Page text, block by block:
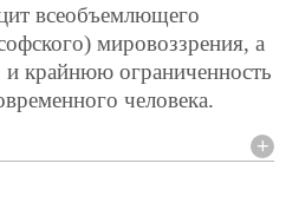
всеобъемлющего
мировоззрения, а
и крайнюю ограниченность
человека.